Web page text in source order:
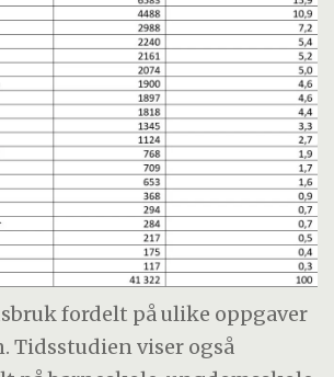
fordelt på ulike oppgaver
Tidsstudien viser også